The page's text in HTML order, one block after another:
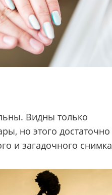
Видны только
но этого достаточно
и загадочного